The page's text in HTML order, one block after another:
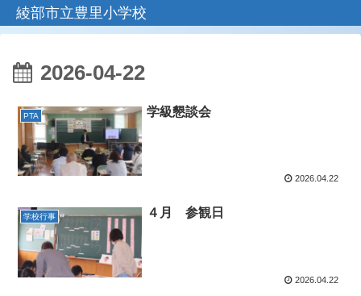
綾部市立豊里小学校
2026-04-22
PTA 学級懇談会
2026.04.22
学校行事 ４月 参観日
2026.04.22